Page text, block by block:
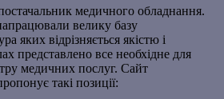
медичного обладнання.
велику базу
яких відрізняється якістю і
представлено все необхідне для
медичних послуг. Сайт
такі позиції: